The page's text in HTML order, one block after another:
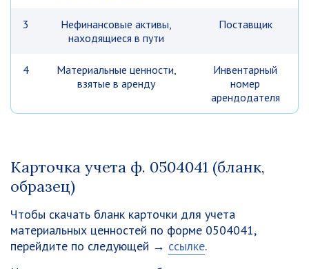
3
Нефинансовые активы,
находящиеся в пути
Поставщик
4
Материальные ценности,
взятые в аренду
Инвентарный
номер
арендодателя
Карточка учета ф. 0504041 (бланк,
образец)
Чтобы скачать бланк карточки для учета
материальных ценностей по форме 0504041,
перейдите по следующей → ссылке.